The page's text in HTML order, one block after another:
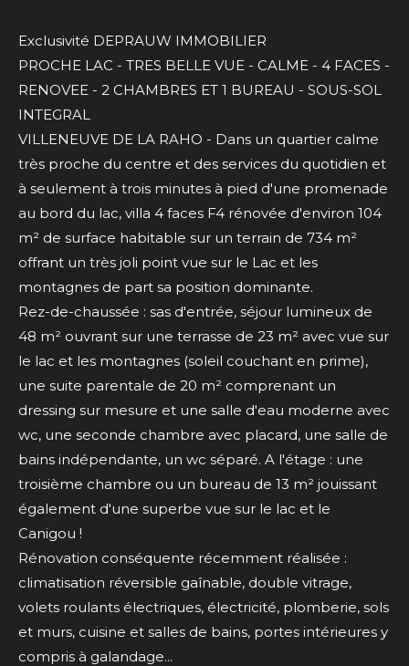
Exclusivité DEPRAUW IMMOBILIER
PROCHE LAC - TRES BELLE VUE - CALME - 4 FACES -
RENOVEE - 2 CHAMBRES ET 1 BUREAU - SOUS-SOL
INTEGRAL
VILLENEUVE DE LA RAHO - Dans un quartier calme
très proche du centre et des services du quotidien et
à seulement à trois minutes à pied d'une promenade
au bord du lac, villa 4 faces F4 rénovée d'environ 104
m² de surface habitable sur un terrain de 734 m²
offrant un très joli point vue sur le Lac et les
montagnes de part sa position dominante.
Rez-de-chaussée : sas d'entrée, séjour lumineux de
48 m² ouvrant sur une terrasse de 23 m² avec vue sur
le lac et les montagnes (soleil couchant en prime),
une suite parentale de 20 m² comprenant un
dressing sur mesure et une salle d'eau moderne avec
wc, une seconde chambre avec placard, une salle de
bains indépendante, un wc séparé. A l'étage : une
troisième chambre ou un bureau de 13 m² jouissant
également d'une superbe vue sur le lac et le
Canigou !
Rénovation conséquente récemment réalisée :
climatisation réversible gaînable, double vitrage,
volets roulants électriques, électricité, plomberie, sols
et murs, cuisine et salles de bains, portes intérieures y
compris à galandage...